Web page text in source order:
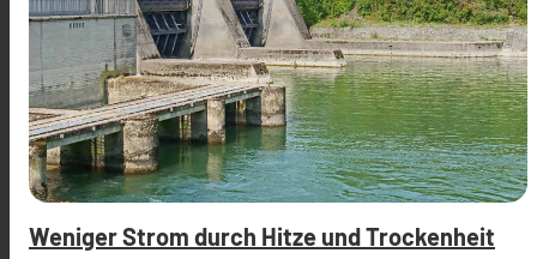
Weniger Strom durch Hitze und Trockenheit